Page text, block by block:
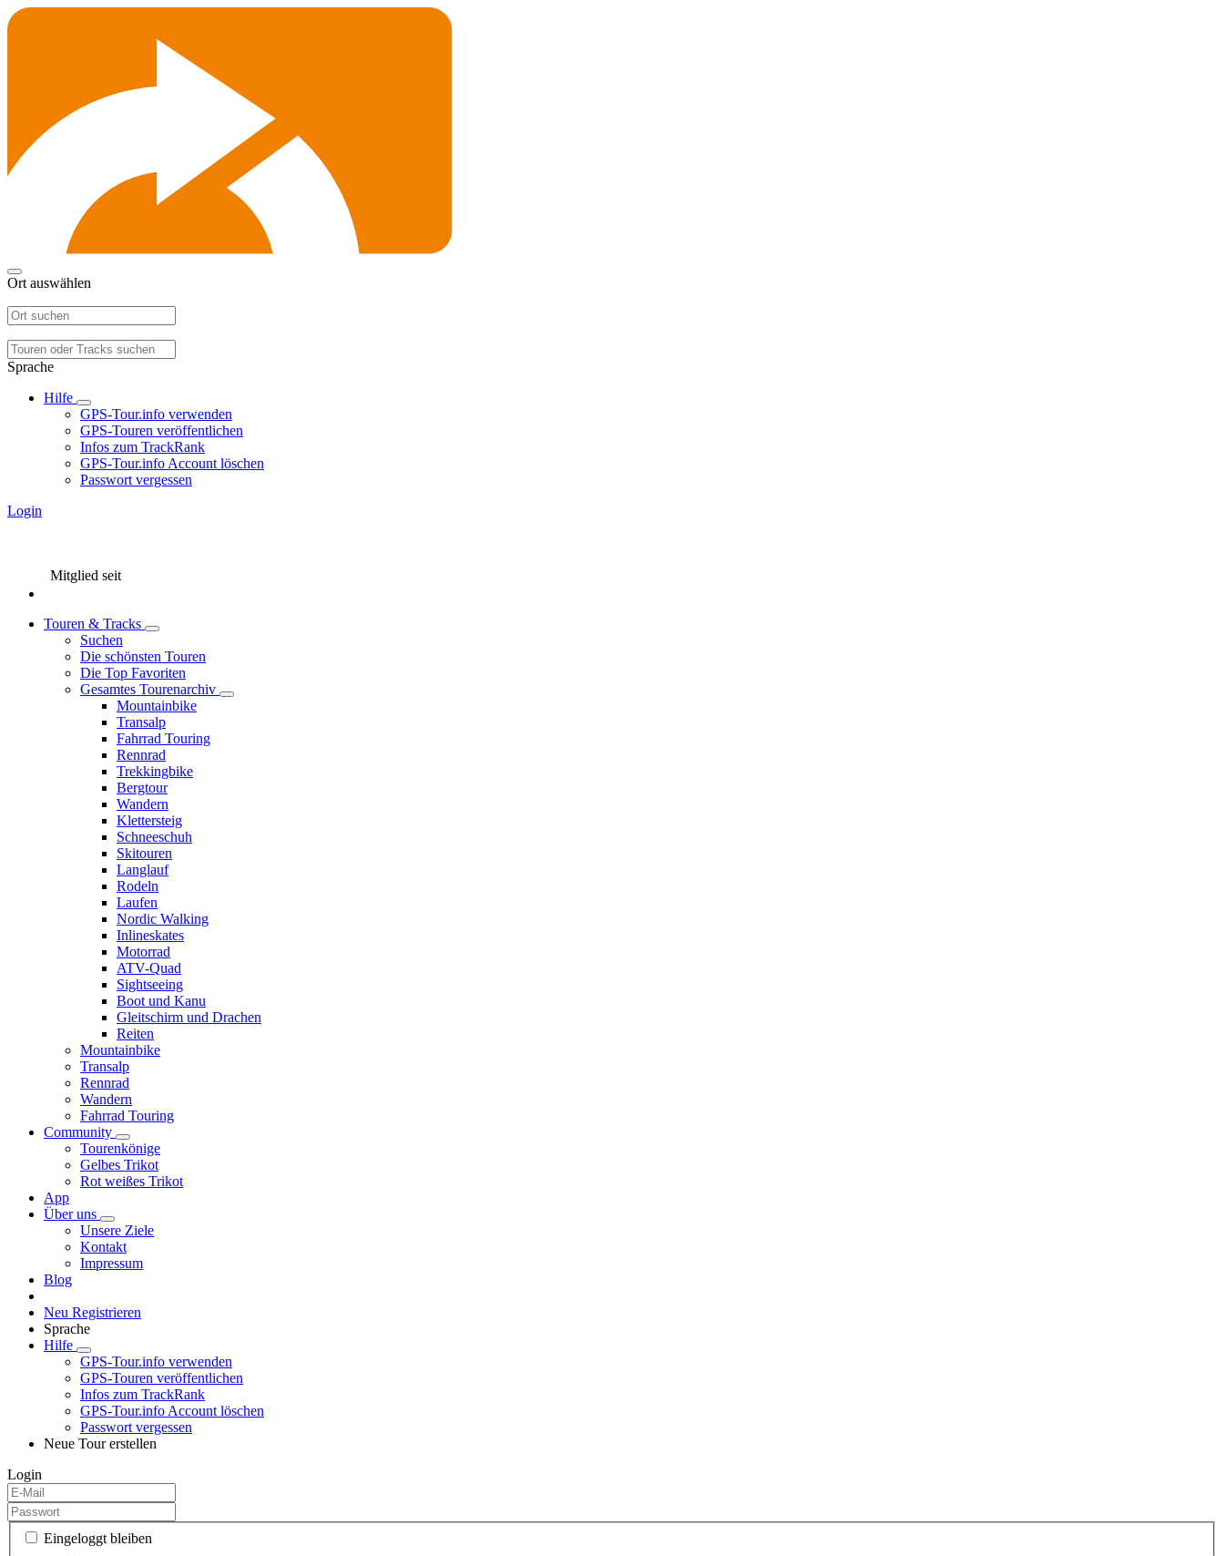
Ort auswählen
Sprache
Hilfe
GPS-Tour.info verwenden
GPS-Touren veröffentlichen
Infos zum TrackRank
GPS-Tour.info Account löschen
Passwort vergessen
Login
Mitglied seit
Touren & Tracks
Suchen
Die schönsten Touren
Die Top Favoriten
Gesamtes Tourenarchiv
Mountainbike
Transalp
Fahrrad Touring
Rennrad
Trekkingbike
Bergtour
Wandern
Klettersteig
Schneeschuh
Skitouren
Langlauf
Rodeln
Laufen
Nordic Walking
Inlineskates
Motorrad
ATV-Quad
Sightseeing
Boot und Kanu
Gleitschirm und Drachen
Reiten
Mountainbike
Transalp
Rennrad
Wandern
Fahrrad Touring
Community
Tourenkönige
Gelbes Trikot
Rot weißes Trikot
App
Über uns
Unsere Ziele
Kontakt
Impressum
Blog
Neu Registrieren
Sprache
Hilfe
GPS-Tour.info verwenden
GPS-Touren veröffentlichen
Infos zum TrackRank
GPS-Tour.info Account löschen
Passwort vergessen
Neue Tour erstellen
Login
Eingeloggt bleiben